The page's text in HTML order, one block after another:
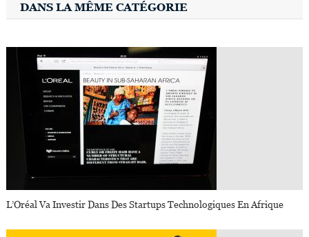
DANS LA MÊME CATÉGORIE
L’Oréal Va Investir Dans Des Startups Technologiques En Afrique